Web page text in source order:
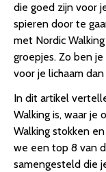
die goed zijn voor
spieren door te
met Nordic
groepjes. Zo ben
voor je lichaam
In dit artikel
Walking is, waar
Walking stokken
we een top 8 van
samengesteld die